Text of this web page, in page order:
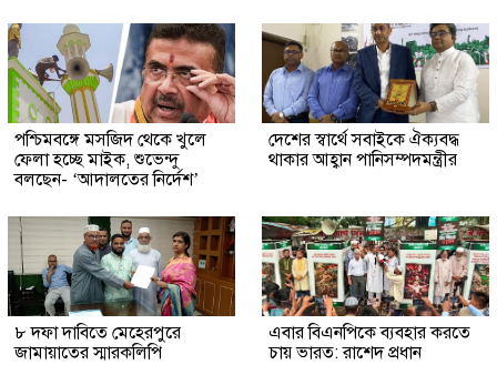
পশ্চিমবঙ্গে মসজিদ থেকে খুলে
ফেলা হচ্ছে মাইক, শুভেন্দু
বলছেন- ‘আদালতের নির্দেশ’
দেশের স্বার্থে সবাইকে ঐক্যবদ্ধ
থাকার আহ্বান পানিসম্পদমন্ত্রীর
৮ দফা দাবিতে মেহেরপুরে
জামায়াতের স্মারকলিপি
এবার বিএনপিকে ব্যবহার করতে
চায় ভারত: রাশেদ প্রধান